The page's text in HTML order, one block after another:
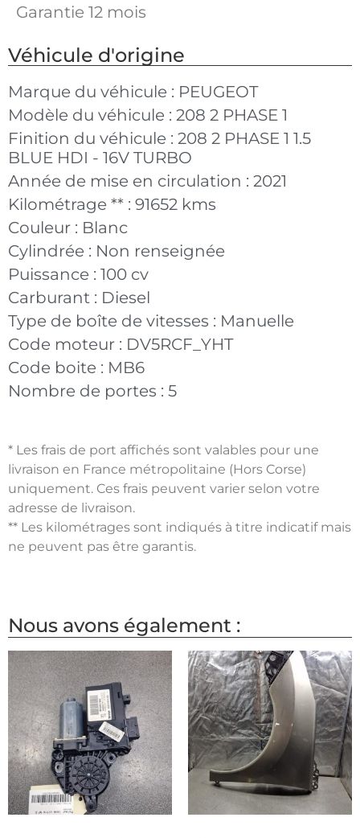
Garantie 12 mois
Véhicule d'origine
Marque du véhicule : PEUGEOT
Modèle du véhicule : 208 2 PHASE 1
Finition du véhicule : 208 2 PHASE 1 1.5
BLUE HDI - 16V TURBO
Année de mise en circulation : 2021
Kilométrage ** : 91652 kms
Couleur : Blanc
Cylindrée : Non renseignée
Puissance : 100 cv
Carburant : Diesel
Type de boîte de vitesses : Manuelle
Code moteur : DV5RCF_YHT
Code boite : MB6
Nombre de portes : 5
* Les frais de port affichés sont valables pour une
livraison en France métropolitaine (Hors Corse)
uniquement. Ces frais peuvent varier selon votre
adresse de livraison.
** Les kilométrages sont indiqués à titre indicatif mais
ne peuvent pas être garantis.
Nous avons également :